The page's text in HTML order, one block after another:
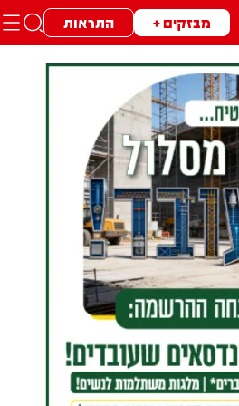
מבזקים + התראות